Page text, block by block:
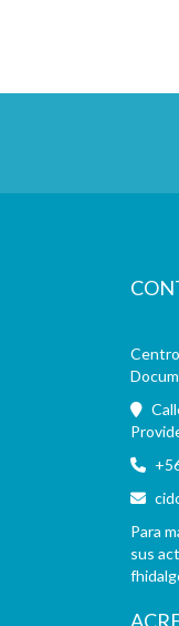
Para
sus